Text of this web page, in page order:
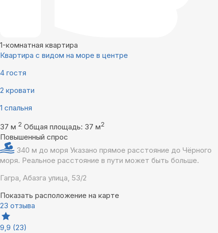
1-комнатная квартира
Квартира с видом на море в центре
4 гостя
2 кровати
1 спальня
37 м 2 Общая площадь: 37 м2
Повышенный спрос
340 м до моря Указано прямое расстояние до Чёрного
моря. Реальное расстояние в пути может быть больше.
Гагра, Абазга улица, 53/2
Показать расположение на карте
23 отзыва
9,9 (23)